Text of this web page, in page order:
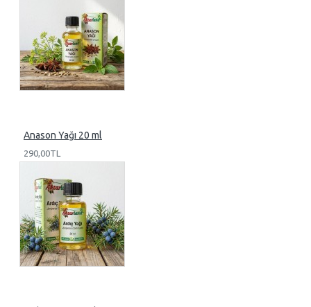
Anason Yağı 20 ml
290,00TL